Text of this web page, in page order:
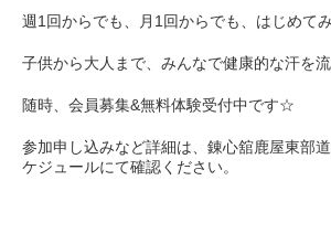
週1回からでも、月1回からでも、はじめて
子供から大人まで、みんなで健康的な汗を
随時、会員募集&無料体験受付中です☆
参加申し込みなど詳細は、錬心舘鹿屋東部
ケジュールにて確認ください。